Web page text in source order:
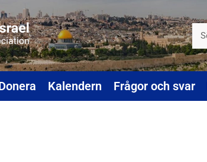
Kalendern Frågor och svar